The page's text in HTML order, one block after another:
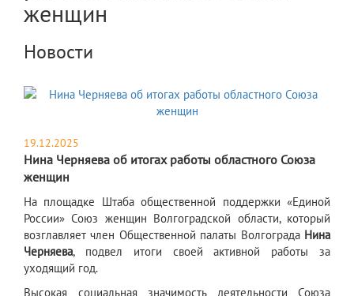
женщин
Новости
19.12.2025
Нина Черняева об итогах работы областного Союза
женщин
​На площадке Штаба общественной поддержки «Единой
России» Союз женщин Волгоградской области, который
возглавляет член Общественной палаты Волгограда Нина
Черняева, подвел итоги своей активной работы за
уходящий год.
Высокая социальная значимость деятельности Союза